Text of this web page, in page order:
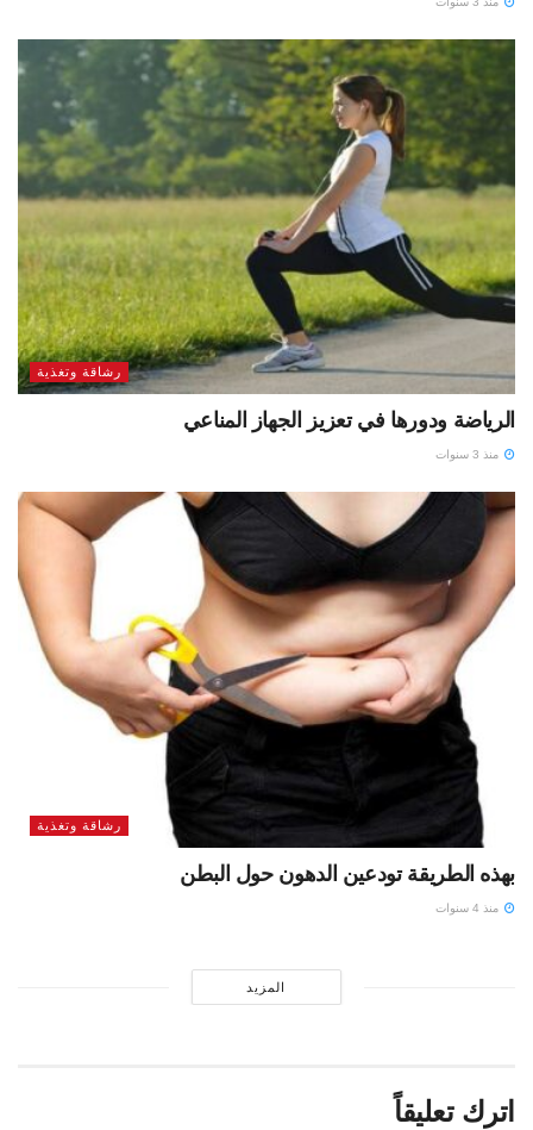
رشاقة وتغذية
الرياضة ودورها في تعزيز الجهاز المناعي
منذ 3 سنوات
رشاقة وتغذية
بهذه الطريقة تودعين الدهون حول البطن
منذ 4 سنوات
المزيد
اترك تعليقاً